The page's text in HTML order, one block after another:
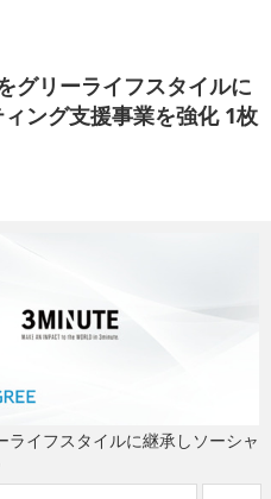
グリーライフスタイルに
ング支援事業を強化 1枚
イフスタイルに継承しソーシャ